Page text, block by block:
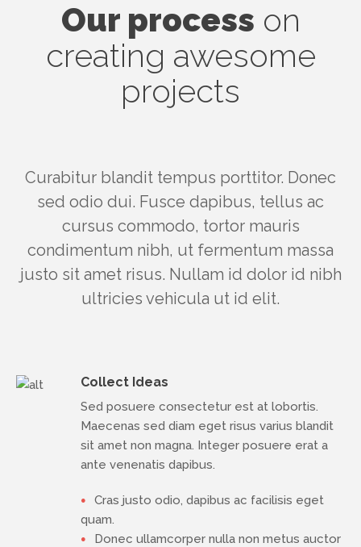
Our process on
creating awesome
projects
Curabitur blandit tempus porttitor. Donec
sed odio dui. Fusce dapibus, tellus ac
cursus commodo, tortor mauris
condimentum nibh, ut fermentum massa
justo sit amet risus. Nullam id dolor id nibh
ultricies vehicula ut id elit.
Collect Ideas
Sed posuere consectetur est at lobortis.
Maecenas sed diam eget risus varius blandit
sit amet non magna. Integer posuere erat a
ante venenatis dapibus.
Cras justo odio, dapibus ac facilisis eget
quam.
Donec ullamcorper nulla non metus auctor